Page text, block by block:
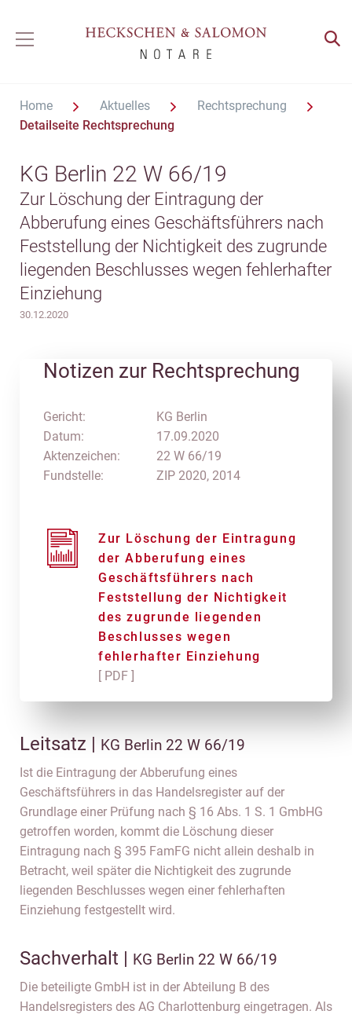
Home Aktuelles
Rechtsprechung
Detailseite Rechtsprechung
KG Berlin 22 W 66/19
Zur Löschung der Eintragung der
Abberufung eines Geschäftsführers nach
Feststellung der Nichtigkeit des zugrunde
liegenden Beschlusses wegen fehlerhafter
Einziehung
30.12.2020
Notizen zur Rechtsprechung
Gericht:
Datum:
Aktenzeichen:
Fundstelle:
KG Berlin
17.09.2020
22 W 66/19
ZIP 2020, 2014
Zur Löschung der Eintragung
der Abberufung eines
Geschäftsführers nach
Feststellung der Nichtigkeit
des zugrunde liegenden
Beschlusses wegen
fehlerhafter Einziehung
[ PDF ]
Leitsatz | KG Berlin 22 W 66/19
Ist die Eintragung der Abberufung eines
Geschäftsführers in das Handelsregister auf der
Grundlage einer Prüfung nach § 16 Abs. 1 S. 1 GmbHG
getroffen worden, kommt die Löschung dieser
Eintragung nach § 395 FamFG nicht allein deshalb in
Betracht, weil später die Nichtigkeit des zugrunde
liegenden Beschlusses wegen einer fehlerhaften
Einziehung festgestellt wird.
Sachverhalt | KG Berlin 22 W 66/19
Die beteiligte GmbH ist in der Abteilung B des
Handelsregisters des AG Charlottenburg eingetragen. Als